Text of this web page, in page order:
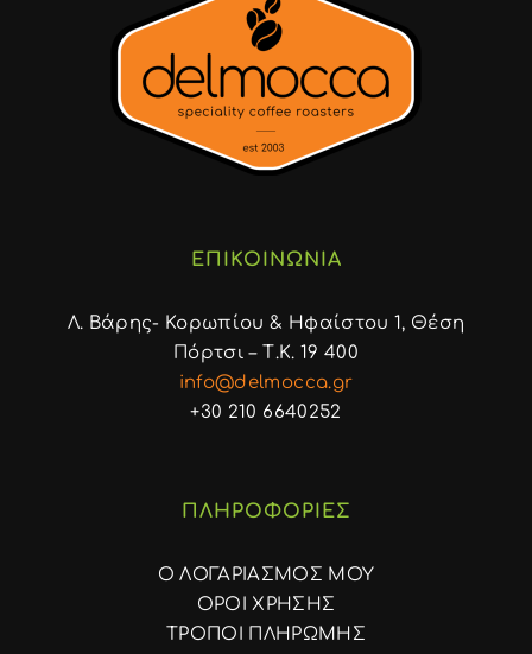
ΕΠΙΚΟΙΝΩΝΙΑ
Λ. Βάρης- Κορωπίου & Ηφαίστου 1, Θέση
Πόρτσι – Τ.Κ. 19 400
info@delmocca.gr
+30 210 6640252
ΠΛΗΡΟΦΟΡΙΕΣ
Ο ΛΟΓΑΡΙΑΣΜΟΣ ΜΟΥ
ΟΡΟΙ ΧΡΗΣΗΣ
ΤΡΟΠΟΙ ΠΛΗΡΩΜΗΣ